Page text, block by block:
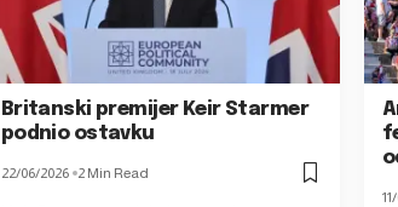
Britanski premijer Keir Starmer
podnio ostavku
22/06/2026 2 Min Read